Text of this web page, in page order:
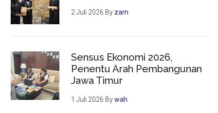
2 Juli 2026 By zam
Sensus Ekonomi 2026,
Penentu Arah Pembangunan
Jawa Timur
1 Juli 2026 Bywah